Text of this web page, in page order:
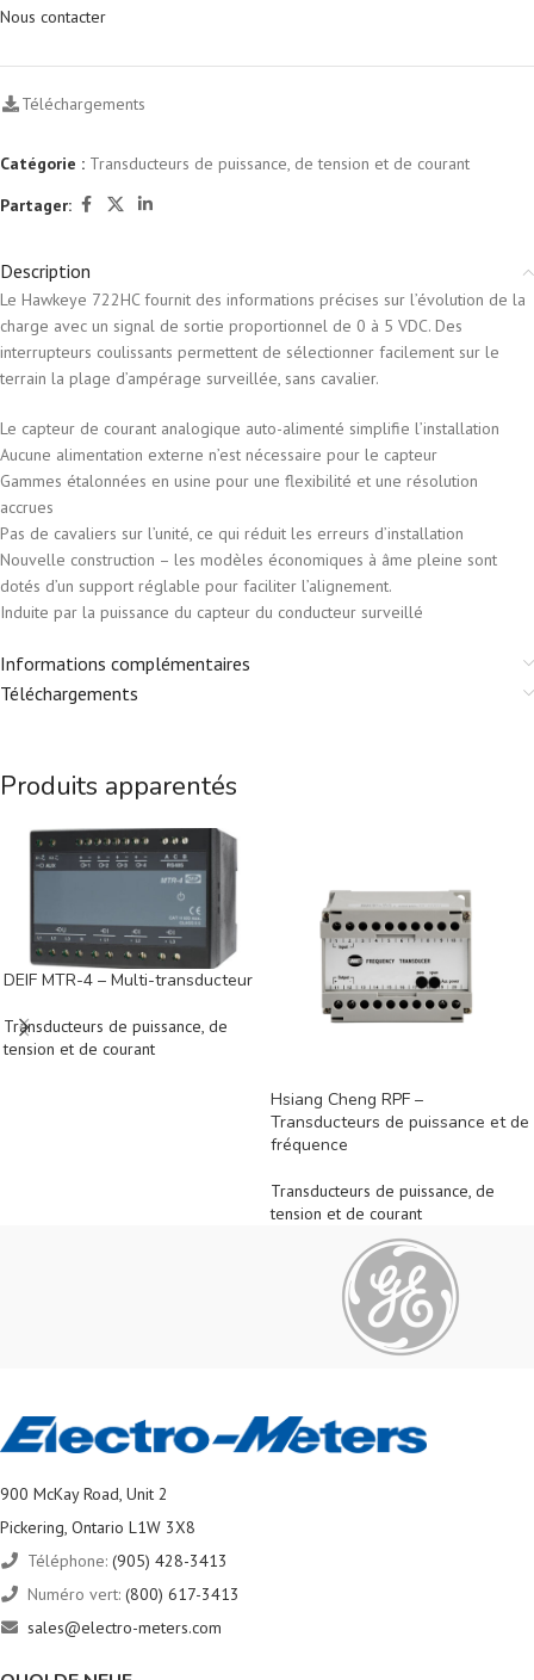
Nous contacter
Téléchargements
Catégorie : Transducteurs de puissance, de tension et de courant
Partager:
Description
Le Hawkeye 722HC fournit des informations précises sur l’évolution de la
charge avec un signal de sortie proportionnel de 0 à 5 VDC. Des
interrupteurs coulissants permettent de sélectionner facilement sur le
terrain la plage d’ampérage surveillée, sans cavalier.
Le capteur de courant analogique auto-alimenté simplifie l’installation
Aucune alimentation externe n’est nécessaire pour le capteur
Gammes étalonnées en usine pour une flexibilité et une résolution
accrues
Pas de cavaliers sur l’unité, ce qui réduit les erreurs d’installation
Nouvelle construction – les modèles économiques à âme pleine sont
dotés d’un support réglable pour faciliter l’alignement.
Induite par la puissance du capteur du conducteur surveillé
Informations complémentaires
Téléchargements
Produits apparentés
DEIF MTR-4 – Multi-transducteur
Transducteurs de puissance, de
tension et de courant
Hsiang Cheng RPF –
Transducteurs de puissance et de
fréquence
Transducteurs de puissance, de
tension et de courant
900 McKay Road, Unit 2
Pickering, Ontario L1W 3X8
Téléphone: (905) 428-3413
Numéro vert: (800) 617-3413
sales@electro-meters.com